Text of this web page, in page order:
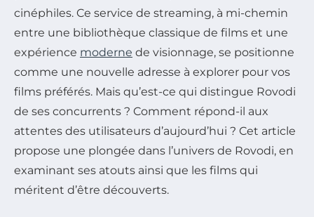
cinéphiles. Ce service de streaming, à mi-chemin
entre une bibliothèque classique de films et une
expérience moderne de visionnage, se positionne
comme une nouvelle adresse à explorer pour vos
films préférés. Mais qu’est-ce qui distingue Rovodi
de ses concurrents ? Comment répond-il aux
attentes des utilisateurs d’aujourd’hui ? Cet article
propose une plongée dans l’univers de Rovodi, en
examinant ses atouts ainsi que les films qui
méritent d’être découverts.